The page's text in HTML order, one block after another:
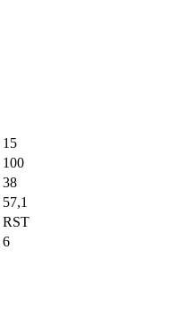
15
100
38
57,1
RST
6